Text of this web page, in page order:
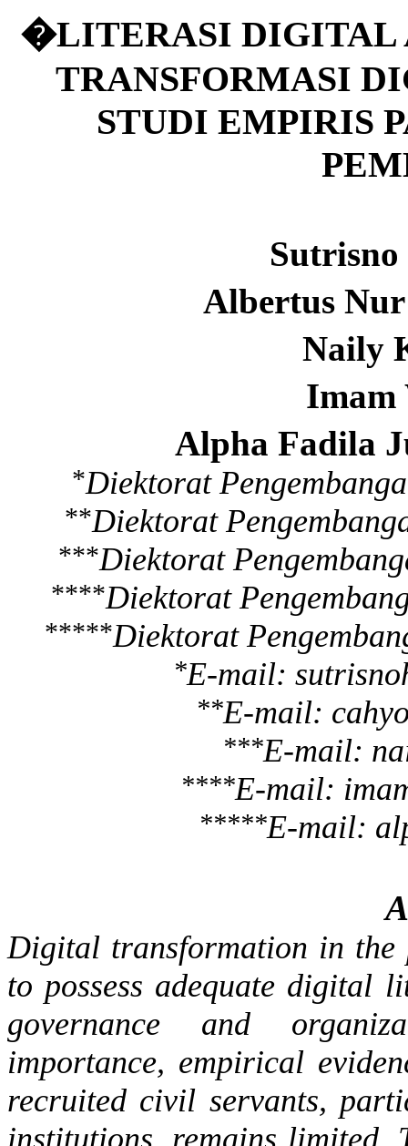
�LITERASI DIGITAL
TRANSFORMASI
STUDI EMPIRIS
Albertus
Naily
Imam
Alpha Fadila
*Diektorat
**Diektorat
***Diektorat
****Diektorat
*****Diektorat
*E-mail:
**E-mail:
***E-mail:
****E-mail:
*****E-mail:
Digital transformation in the
to possess adequate digital
governance and
importance, empirical
recruited civil servants,